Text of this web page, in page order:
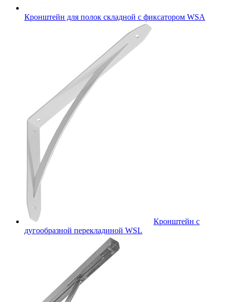
Кронштейн для полок складной с фиксатором WSА
Кронштейн с
дугообразной перекладиной WSL